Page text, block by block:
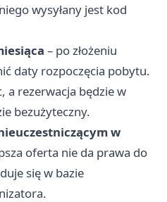
wysyłany jest kod
– po złożeniu
daty rozpoczęcia pobytu.
a rezerwacja będzie w
bezużyteczny.
w
oferta nie da prawa do
się w bazie